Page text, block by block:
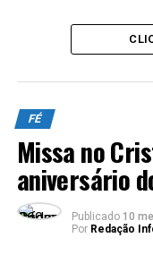
• 19h – Missa na
Antoniel de
28/07 – Segunda-
• 19h – Missa na
Cleber – Par. N.
com Cristo
29/07 – Terça-feira
• 19h – Missa na
FÉ
Missa no
aniversário
Publicado 10
Por Redação